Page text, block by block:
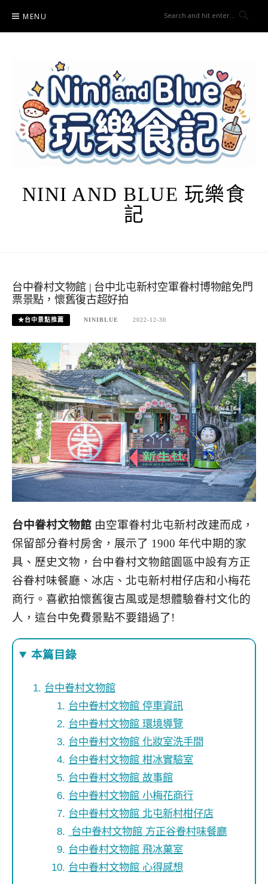
content
MENU
NINI AND BLUE 玩樂食
記
台中眷村文物館 | 台中北屯新村空軍眷村博物館免門
票景點，懷舊復古超好拍
★台中景點推薦 NINIBLUE 2022-12-30
台中眷村文物館 由空軍眷村北屯新村改建而成，
保留部分眷村房舍，展示了 1900 年代中期的家
具、歷史文物，台中眷村文物館園區中設有方正
谷眷村味餐廳、冰店、北屯新村柑仔店和小梅花
商行。喜歡拍懷舊復古風或是想體驗眷村文化的
人，這台中免費景點不要錯過了!
本篇目錄
台中眷村文物館
台中眷村文物館 停車資訊
台中眷村文物館 環境導覽
台中眷村文物館 化妝室洗手間
台中眷村文物館 柑冰實驗室
台中眷村文物館 故事館
台中眷村文物館 小梅花商行
台中眷村文物館 北屯新村柑仔店
台中眷村文物館 方正谷眷村味餐廳
台中眷村文物館 飛冰菓室
台中眷村文物館 心得感想